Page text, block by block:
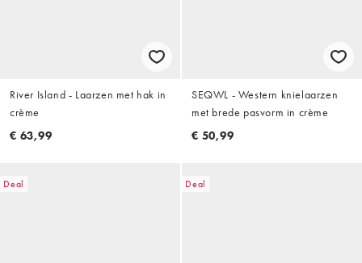
River Island - Laarzen met hak in
crème
€ 63,99
SEQWL - Western knielaarzen
met brede pasvorm in crème
€ 50,99
Deal Deal